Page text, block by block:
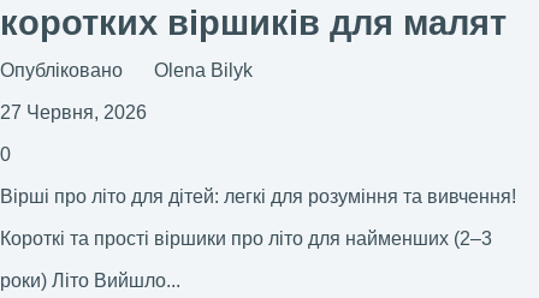
коротких віршиків для малят
Опубліковано Olena Bilyk
27 Червня, 2026
0
Вірші про літо для дітей: легкі для розуміння та вивчення!
Короткі та прості віршики про літо для найменших (2–3
роки) Літо Вийшло...